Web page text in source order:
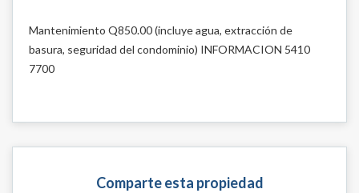
Mantenimiento Q850.00 (incluye agua, extracción de
basura, seguridad del condominio) INFORMACION 5410
7700
Comparte esta propiedad